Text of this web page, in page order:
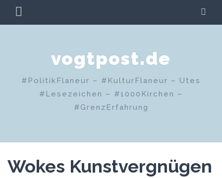
Zum
Inhalt MENÜ
vogtpost.de
#PolitikFlaneur – #KulturFlaneur – Utes
#Lesezeichen – #1000Kirchen –
#GrenzErfahrung
Wokes Kunstvergnügen